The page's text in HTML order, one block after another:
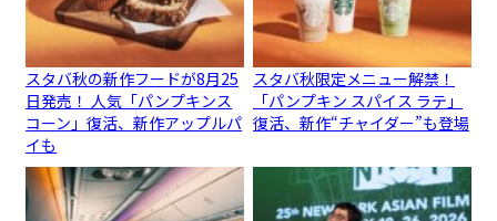
スタバ秋の新作フードが8月25
日発売！ 人気「パンプキンス
コーン」復活、新作アップルパ
イも
スタバ秋限定メニュー解禁！
「パンプキン スパイス ラテ」
復活、新作“チャイダー”も登場